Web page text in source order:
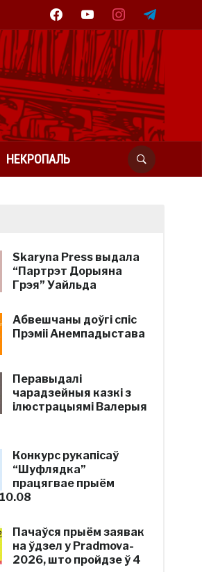
facebookyoutube instagramtelegram
НЕКРОПАЛЬ
Skaryna Press выдала
“Партрэт Дорыяна
Грэя” Уайльда
Абвешчаны доўгі спіс
Прэміі Анемпадыстава
Перавыдалі
чарадзейныя казкі з
ілюстрацыямі Валерыя
Конкурс рукапісаў
“Шуфлядка”
працягвае прыём
Пачаўся прыём заявак
на ўдзел у Pradmova-
2026, што пройдзе ў 4